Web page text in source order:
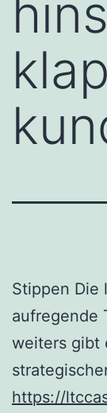
Stippen Die
aufregende
weiters gibt
https://